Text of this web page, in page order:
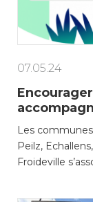
07.05.24
Les
Peilz,
Froideville